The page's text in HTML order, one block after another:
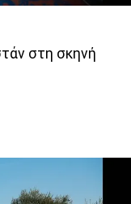
στη σκηνή